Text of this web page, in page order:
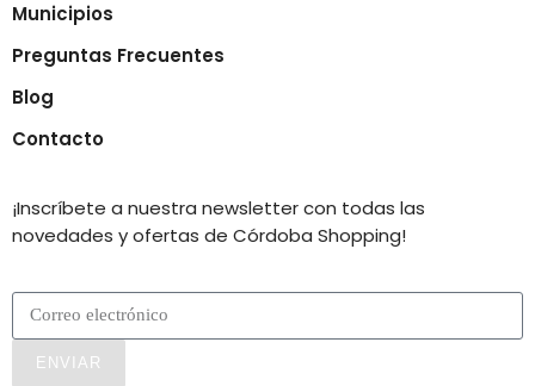
Municipios
Preguntas Frecuentes
Blog
Contacto
¡Inscríbete a nuestra newsletter con todas las
novedades y ofertas de Córdoba Shopping!
ENVIAR